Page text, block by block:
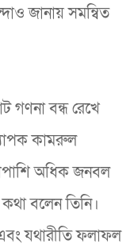
জানায় সমন্বিত
গণনা বন্ধ রেখে
কামরুল
অধিক জনবল
বলেন তিনি।
যথারীতি ফলাফল